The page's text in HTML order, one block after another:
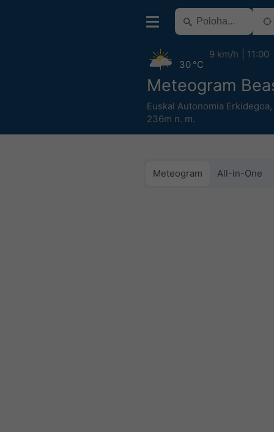
Meteogram
Euskal Autonomia Erkidegoa,
236m n. m.
30 °C
9 km/h 11:00
Meteogram All-in-One